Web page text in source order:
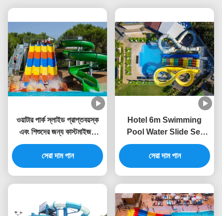
ওয়াটার পার্ক স্লাইড প্রাপ্তবয়স্ক
এবং শিশুদের জন্য কাস্টমাইজড
সুইমিং পুল স্লাইড
সেরা দাম পান
Hotel 6m Swimming
Pool Water Slide Set
Static Proof Fiberglass
Customized Color
সেরা দাম পান